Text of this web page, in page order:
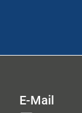
E-Mail